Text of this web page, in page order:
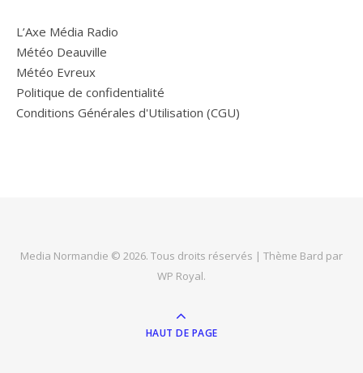
L’Axe Média Radio
Météo Deauville
Météo Evreux
Politique de confidentialité
Conditions Générales d'Utilisation (CGU)
Media Normandie © 2026. Tous droits réservés | Thème Bard par
WP Royal.
HAUT DE PAGE